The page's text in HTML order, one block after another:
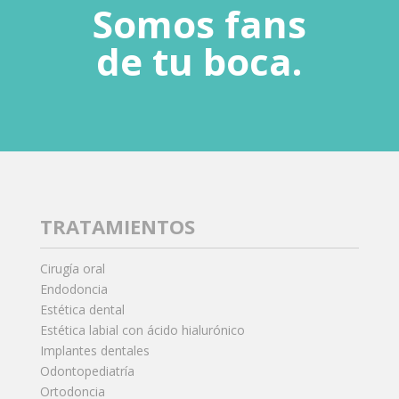
Somos fans
de tu boca.
TRATAMIENTOS
Cirugía oral
Endodoncia
Estética dental
Estética labial con ácido hialurónico
Implantes dentales
Odontopediatría
Ortodoncia